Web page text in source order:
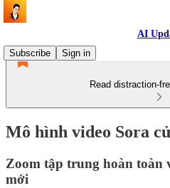
AI
Subscribe
Sign in
Read distraction-
Mô hình video Sora
Zoom tập trung hoàn toàn
mới